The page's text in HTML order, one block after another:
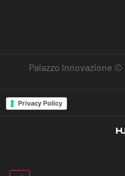
Palazzo Innovazione
Privacy Policy